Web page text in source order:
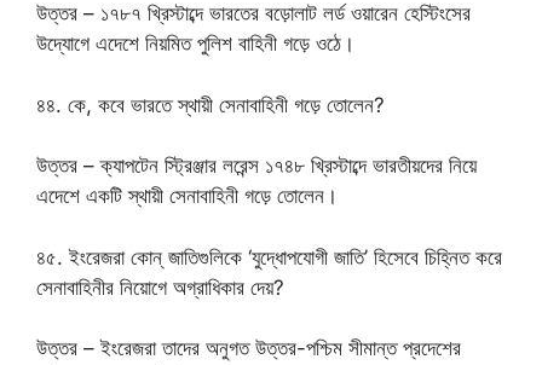
উত্তর – ১৭৮৭ খ্রিস্টাব্দে ভারতের বড়োলাট লর্ড ওয়ারেন হেস্টিংসের
উদ্যোগে এদেশে নিয়মিত পুলিশ বাহিনী গড়ে ওঠে।
৪৪. কে, কবে ভারতে স্থায়ী সেনাবাহিনী গড়ে তোলেন?
উত্তর – ক্যাপটেন স্ট্রিঞ্জার লরেন্স ১৭৪৮ খ্রিস্টাব্দে ভারতীয়দের নিয়ে
এদেশে একটি স্থায়ী সেনাবাহিনী গড়ে তোলেন।
৪৫. ইংরেজরা কোন্ জাতিগুলিকে ‘যুদ্ধোপযোগী জাতি’ হিসেবে চিহ্নিত করে
সেনাবাহিনীর নিয়োগে অগ্রাধিকার দেয়?
উত্তর – ইংরেজরা তাদের অনুগত উত্তর-পশ্চিম সীমান্ত প্রদেশের